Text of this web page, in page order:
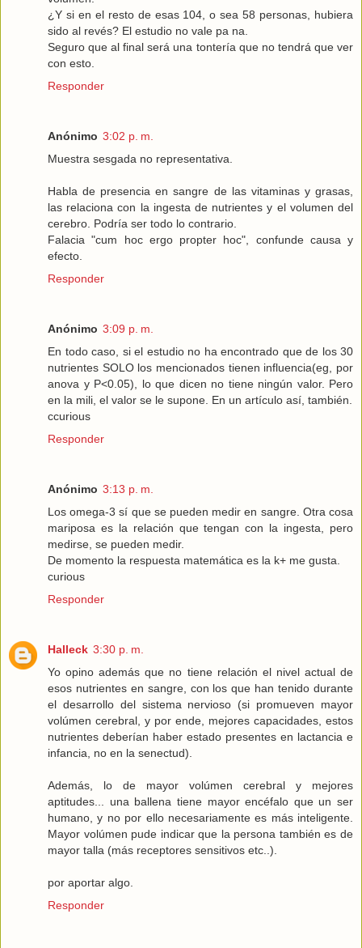
¿Y si en el resto de esas 104, o sea 58 personas, hubiera
sido al revés? El estudio no vale pa na.
Seguro que al final será una tontería que no tendrá que ver
con esto.
Responder
Anónimo 3:02 p. m.
Muestra sesgada no representativa.
Habla de presencia en sangre de las vitaminas y grasas,
las relaciona con la ingesta de nutrientes y el volumen del
cerebro. Podría ser todo lo contrario.
Falacia "cum hoc ergo propter hoc", confunde causa y
efecto.
Responder
Anónimo 3:09 p. m.
En todo caso, si el estudio no ha encontrado que de los 30
nutrientes SOLO los mencionados tienen influencia(eg, por
anova y P<0.05), lo que dicen no tiene ningún valor. Pero
en la mili, el valor se le supone. En un artículo así, también.
ccurious
Responder
Anónimo 3:13 p. m.
Los omega-3 sí que se pueden medir en sangre. Otra cosa
mariposa es la relación que tengan con la ingesta, pero
medirse, se pueden medir.
De momento la respuesta matemática es la k+ me gusta.
curious
Responder
Halleck 3:30 p. m.
Yo opino además que no tiene relación el nivel actual de
esos nutrientes en sangre, con los que han tenido durante
el desarrollo del sistema nervioso (si promueven mayor
volúmen cerebral, y por ende, mejores capacidades, estos
nutrientes deberían haber estado presentes en lactancia e
infancia, no en la senectud).
Además, lo de mayor volúmen cerebral y mejores
aptitudes... una ballena tiene mayor encéfalo que un ser
humano, y no por ello necesariamente es más inteligente.
Mayor volúmen pude indicar que la persona también es de
mayor talla (más receptores sensitivos etc..).
por aportar algo.
Responder